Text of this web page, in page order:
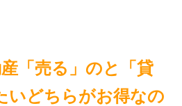
「売る」のと「貸
いどちらがお得なの